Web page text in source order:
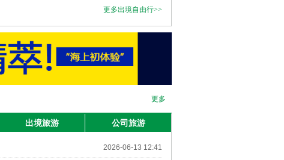
电询
电询
更多出境自由行>>
更多
出境旅游 公司旅游
2026-06-13 12:41